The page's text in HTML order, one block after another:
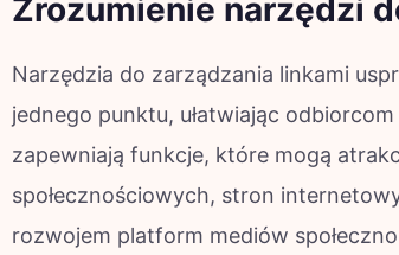
Zrozumienie narzędzi
Narzędzia do zarządzania linkami
jednego punktu, ułatwiając
zapewniają funkcje, które mogą
społecznościowych, stron
rozwojem platform mediów